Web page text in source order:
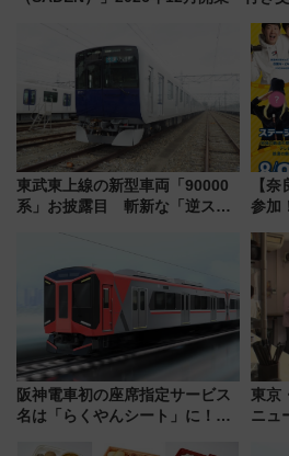
東武東上線の新型車両「90000
系」お披露目 斬新な「逆スラ
ーは9月
【
参加
に開
阪神電車初の座席指定サービス
名は「らくやんシート」に！新
東京
ニュ